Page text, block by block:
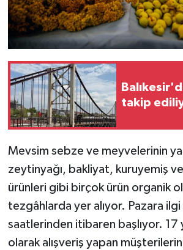
takip
Mevsim sebze ve meyvelerinin
zeytinyağı, bakliyat, kuruyemiş ve
ürünleri gibi birçok ürün organik
tezgâhlarda yer alıyor. Pazara ilgi
saatlerinden itibaren başlıyor. 17
olarak alışveriş yapan müşterilerin